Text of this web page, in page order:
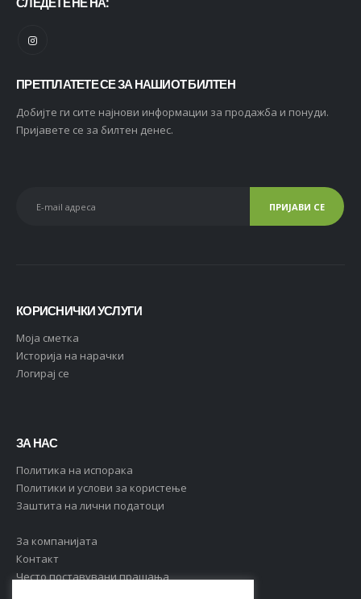
ПРЕТПЛАТЕТЕ СЕ ЗА НАШИОТ БИЛТЕН
Добијте ги сите најнови информации за продажба и понуди.
Пријавете се за билтен денес.
КОРИСНИЧКИ УСЛУГИ
Moja сметка
Историја на нарачки
Логирај се
ЗА НАС
Политика на испорака
Политики и услови за користење
Заштита на лични податоци
За компанијата
Контакт
Често поставувани прашања